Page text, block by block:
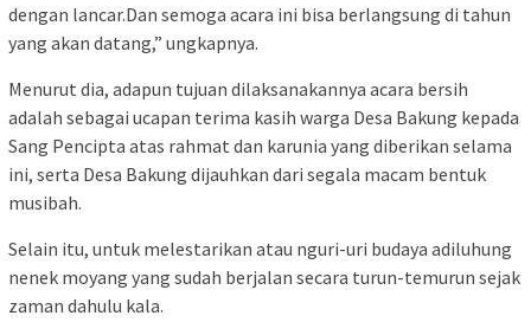
dengan lancar.Dan semoga acara ini bisa berlangsung di tahun
yang akan datang,” ungkapnya.
Menurut dia, adapun tujuan dilaksanakannya acara bersih
adalah sebagai ucapan terima kasih warga Desa Bakung kepada
Sang Pencipta atas rahmat dan karunia yang diberikan selama
ini, serta Desa Bakung dijauhkan dari segala macam bentuk
musibah.
Selain itu, untuk melestarikan atau nguri-uri budaya adiluhung
nenek moyang yang sudah berjalan secara turun-temurun sejak
zaman dahulu kala.